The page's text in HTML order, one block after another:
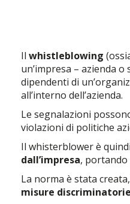
Il whistleblowing
un’impresa – azienda
dipendenti di
all’interno dell’azienda.
Le segnalazioni
violazioni di politiche
Il whisterblower è
dall’impresa, portando
La norma è stata
misure discriminatorie